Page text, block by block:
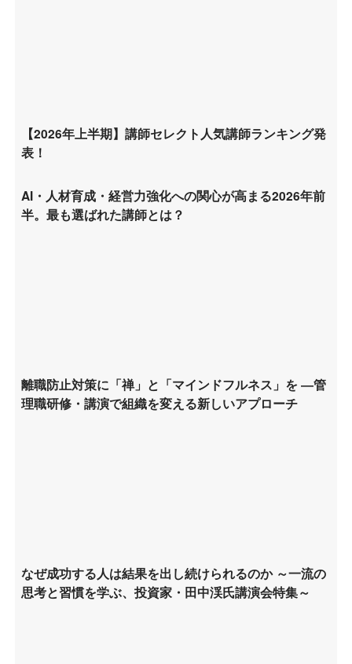
【2026年上半期】講師セレクト人気講師ランキング発
表！
AI・人材育成・経営力強化への関心が高まる2026年前
半。最も選ばれた講師とは？
離職防止対策に「禅」と「マインドフルネス」を ―管
理職研修・講演で組織を変える新しいアプローチ
なぜ成功する人は結果を出し続けられるのか ～一流の
思考と習慣を学ぶ、投資家・田中渓氏講演会特集～